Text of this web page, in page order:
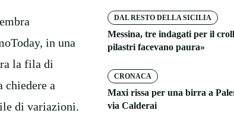
in una
la fila di
chiedere a
di variazioni.
DAL RESTO DELLA SICILIA
Messina, tre indagati per il
pilastri facevano paura»
CRONACA
Maxi rissa per una birra a
via Calderai